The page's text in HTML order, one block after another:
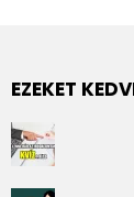
EZEKET